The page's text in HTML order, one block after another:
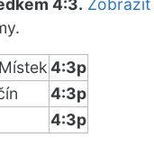
4:3. Zobrazit
4:3p
4:3p
4:3p